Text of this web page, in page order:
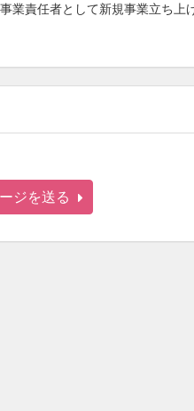
責任者として新規事業立ち上
ジを送る